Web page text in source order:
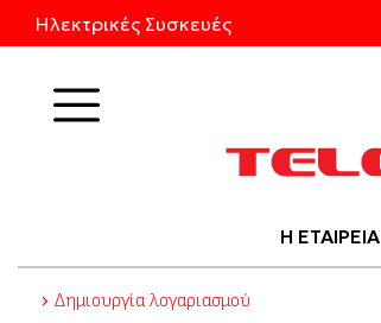
Ηλεκτρικές Συσκευές
Η ΕΤΑΙΡΕΙΑ
Δημιουργία λογαριασμού